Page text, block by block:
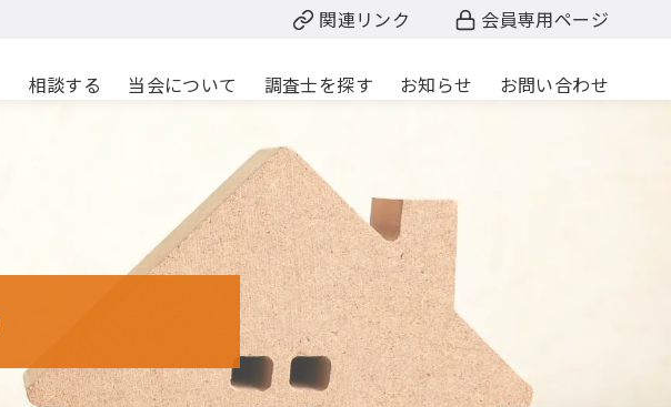
関連リンク 会員専用ページ
相談する 当会について 調査士を探す お知らせ お問い合わせ